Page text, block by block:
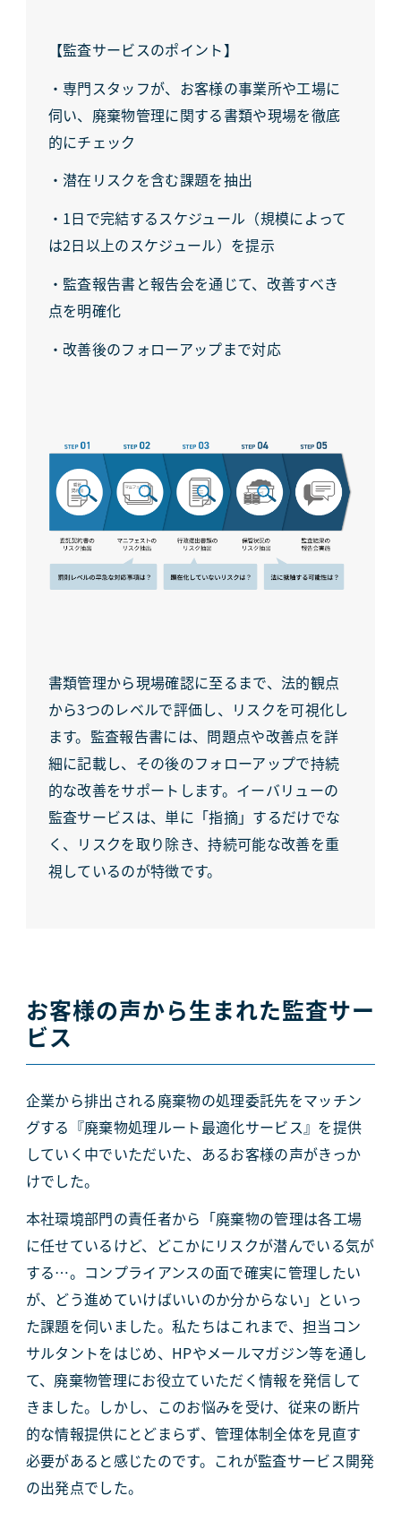
【監査サービスのポイント】
・専門スタッフが、お客様の事業所や工場に
伺い、廃棄物管理に関する書類や現場を徹底
的にチェック
・潜在リスクを含む課題を抽出
・1日で完結するスケジュール（規模によって
は2日以上のスケジュール）を提示
・監査報告書と報告会を通じて、改善すべき
点を明確化
・改善後のフォローアップまで対応
書類管理から現場確認に至るまで、法的観点
から3つのレベルで評価し、リスクを可視化し
ます。監査報告書には、問題点や改善点を詳
細に記載し、その後のフォローアップで持続
的な改善をサポートします。イーバリューの
監査サービスは、単に「指摘」するだけでな
く、リスクを取り除き、持続可能な改善を重
視しているのが特徴です。
お客様の声から生まれた監査サー
ビス
企業から排出される廃棄物の処理委託先をマッチン
グする『廃棄物処理ルート最適化サービス』を提供
していく中でいただいた、あるお客様の声がきっか
けでした。
本社環境部門の責任者から「廃棄物の管理は各工場
に任せているけど、どこかにリスクが潜んでいる気が
する…。コンプライアンスの面で確実に管理したい
が、どう進めていけばいいのか分からない」といっ
た課題を伺いました。私たちはこれまで、担当コン
サルタントをはじめ、HPやメールマガジン等を通し
て、廃棄物管理にお役立ていただく情報を発信して
きました。しかし、このお悩みを受け、従来の断片
的な情報提供にとどまらず、管理体制全体を見直す
必要があると感じたのです。これが監査サービス開発
の出発点でした。